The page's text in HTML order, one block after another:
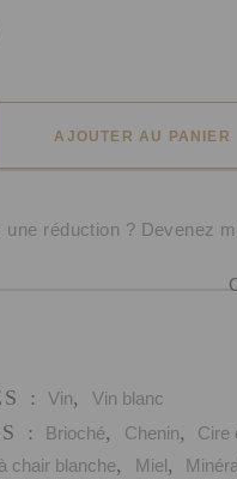
AJOUTER AU PANIER
une réduction ? Devenez
:Vin, Vin blanc
: Brioché, Chenin, Cire
chair blanche, Miel,